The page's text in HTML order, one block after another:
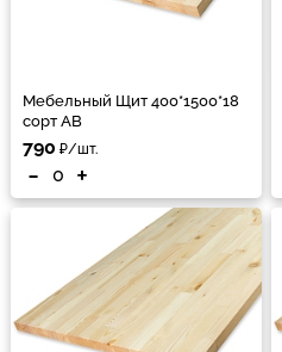
Мебельный Щит 400*1500*18
сорт АВ
790 ₽/шт.
- +